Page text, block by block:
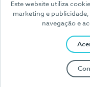
Este website utiliza
marketing e
navegação e